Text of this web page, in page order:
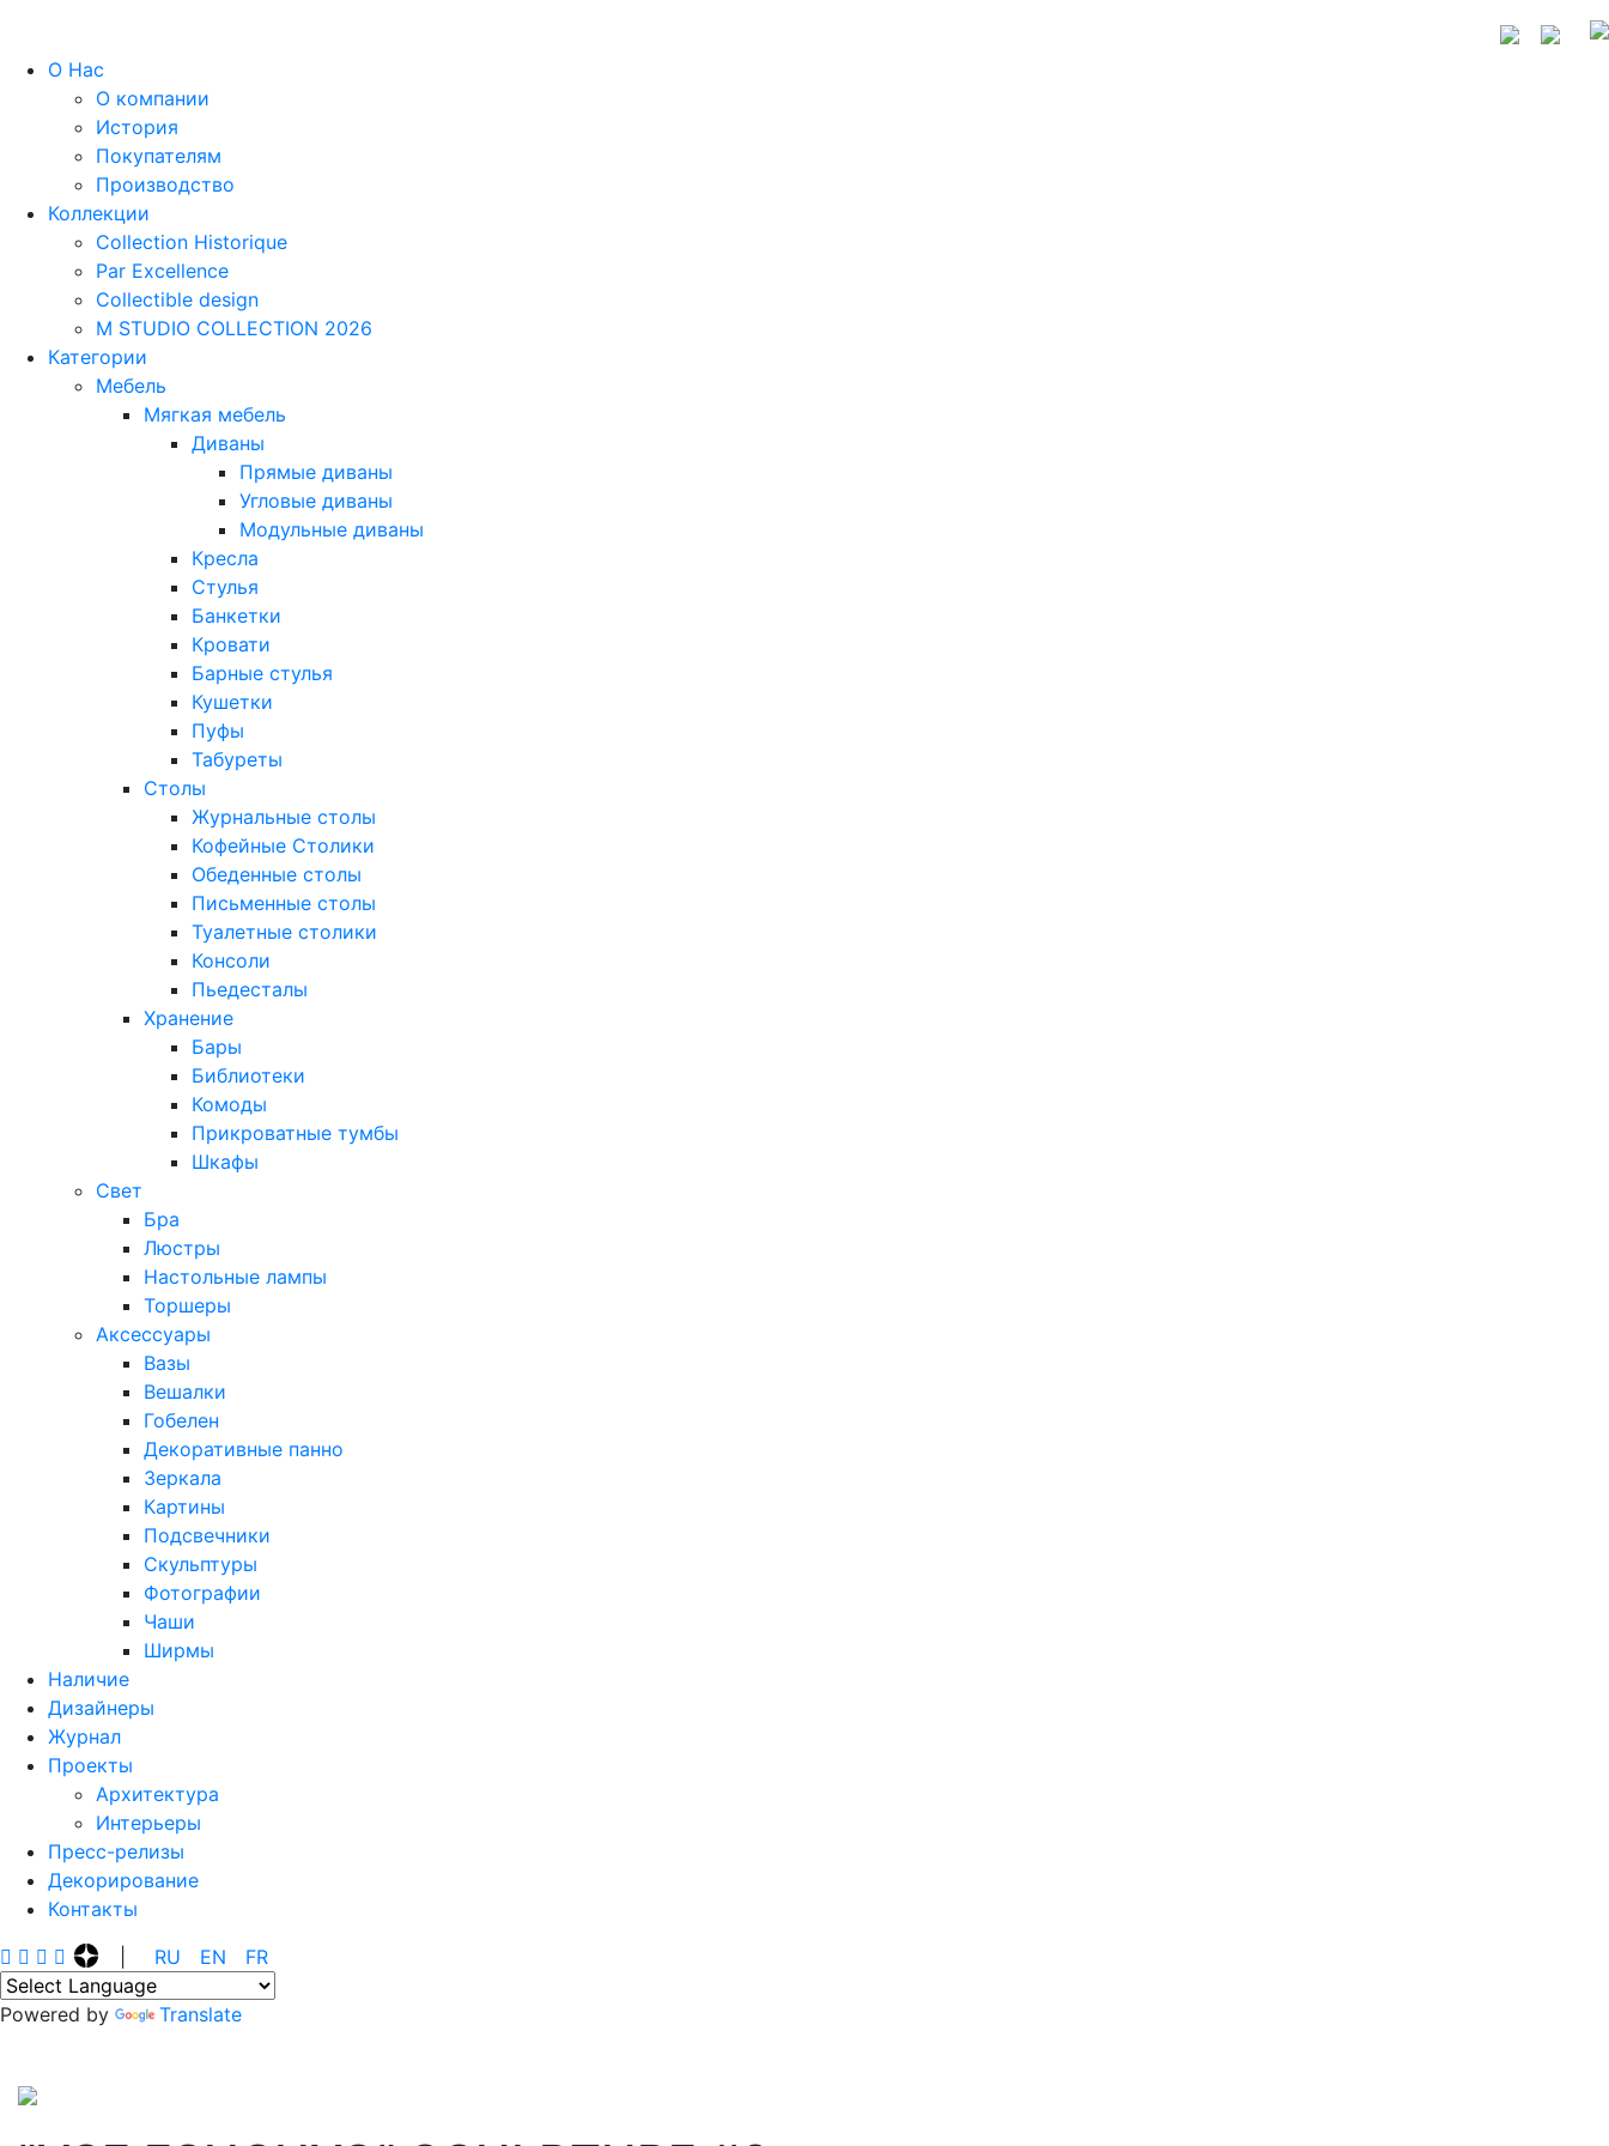
О Нас
О компании
История
Покупателям
Производство
Коллекции
Collection Historique
Par Excellence
Collectible design
M STUDIO COLLECTION 2026
Категории
Мебель
Мягкая мебель
Диваны
Прямые диваны
Угловые диваны
Модульные диваны
Кресла
Стулья
Банкетки
Кровати
Барные стулья
Кушетки
Пуфы
Табуреты
Столы
Журнальные столы
Кофейные Столики
Обеденные столы
Письменные столы
Туалетные столики
Консоли
Пьедесталы
Хранение
Бары
Библиотеки
Комоды
Прикроватные тумбы
Шкафы
Свет
Бра
Люстры
Настольные лампы
Торшеры
Аксессуары
Вазы
Вешалки
Гобелен
Декоративные панно
Зеркала
Картины
Подсвечники
Скульптуры
Фотографии
Чаши
Ширмы
Наличие
Дизайнеры
Журнал
Проекты
Архитектура
Интерьеры
Пресс-релизы
Декорирование
Контакты
R‍U E‍N F‍R
Powered by Translate